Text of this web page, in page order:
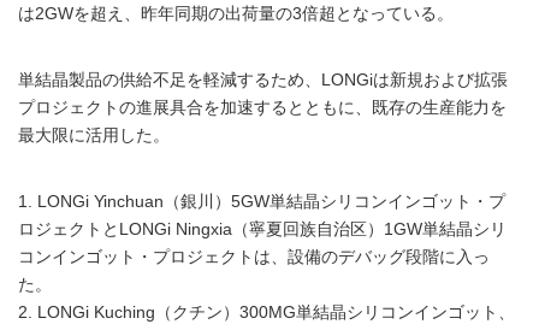
は2GWを超え、昨年同期の出荷量の3倍超となっている。
単結晶製品の供給不足を軽減するため、LONGiは新規および拡張
プロジェクトの進展具合を加速するとともに、既存の生産能力を
最大限に活用した。
1. LONGi Yinchuan（銀川）5GW単結晶シリコンインゴット・プ
ロジェクトとLONGi Ningxia（寧夏回族自治区）1GW単結晶シリ
コンインゴット・プロジェクトは、設備のデバッグ段階に入っ
た。
2. LONGi Kuching（クチン）300MG単結晶シリコンインゴット、